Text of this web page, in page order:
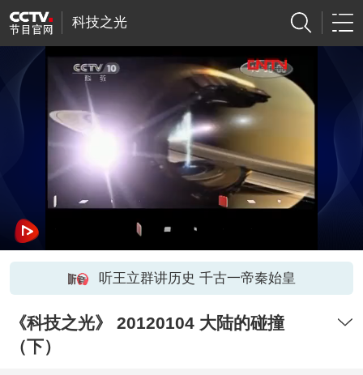
科技之光
听王立群讲历史 千古一帝秦始皇
《科技之光》 20120104 大陆的碰撞
（下）